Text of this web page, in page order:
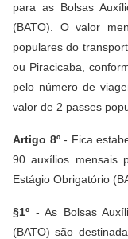
para as Bolsas
(BATO). O valor
populares do
ou Piracicaba,
pelo número de
valor de 2 passes
Artigo 8º- Fica
90 auxílios mensais
Estágio Obrigatório
§1º - As Bolsas
(BATO) são